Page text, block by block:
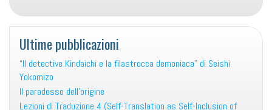
d’Oro
olandese
Ultime pubblicazioni
“Il detective Kindaichi e la filastrocca demoniaca” di Seishi
Yokomizo
Il paradosso dell’origine
Lezioni di Traduzione 4 (Self-Translation as Self-Inclusion of